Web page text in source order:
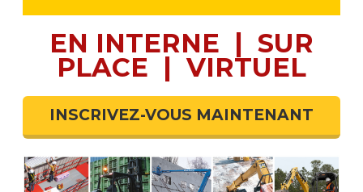
EN INTERNE | SUR
PLACE | VIRTUEL
INSCRIVEZ-VOUS MAINTENANT